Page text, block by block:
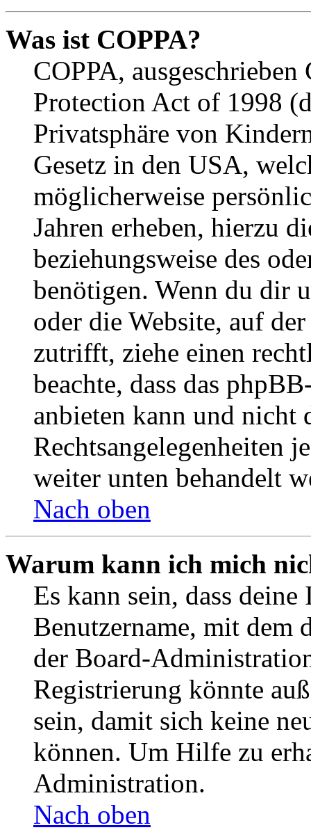
Was ist COPPA?
COPPA,
Protection Act of 1998
Privatsphäre von
Gesetz in den USA,
möglicherweise
Jahren erheben, hierzu
beziehungsweise des
benötigen. Wenn du dir
oder die Website, auf
zutrifft, ziehe einen
beachte, dass das
anbieten kann und nicht
Rechtsangelegenheiten
weiter unten behandelt
Nach oben
Warum kann ich mich
Es kann sein, dass
Benutzername, mit dem
der Board-
Registrierung könnte
sein, damit sich keine
können. Um Hilfe zu
Administration.
Nach oben